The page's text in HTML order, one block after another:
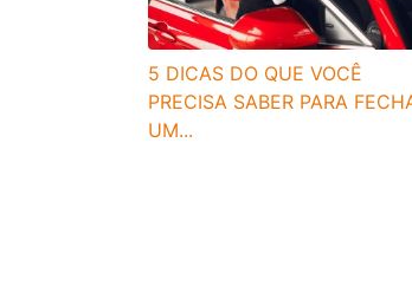
5 DICAS DO QUE VOCÊ
PRECISA SABER PARA
UM...